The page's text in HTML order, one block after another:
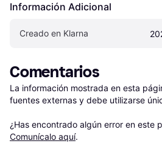
Información Adicional
Creado en Klarna
Comentarios
La información mostrada en esta
fuentes externas y debe utilizarse
¿Has encontrado algún error en este
Comunícalo aquí.